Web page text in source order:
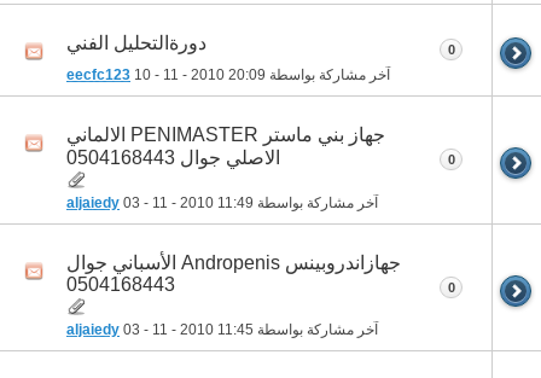
دورةالتحليل الفني
آخر مشاركة بواسطة eecfc123 10 - 11 - 2010 20:09
0
جهاز بني ماستر PENIMASTER الالماني
الاصلي جوال 0504168443
آخر مشاركة بواسطة aljaiedy 03 - 11 - 2010 11:49
0
جهازاندروبينس Andropenis الأسباني جوال
0504168443
آخر مشاركة بواسطة aljaiedy 03 - 11 - 2010 11:45
0